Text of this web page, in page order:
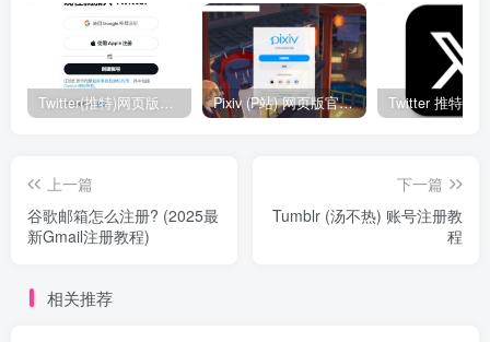
Twitter(推特)网页版官网入口地址 Pixiv (P站) 网页版官网入口地址
上一篇
谷歌邮箱怎么注册? (2025最
新Gmail注册教程)
下一篇
Tumblr (汤不热) 账号注册教
程
相关推荐